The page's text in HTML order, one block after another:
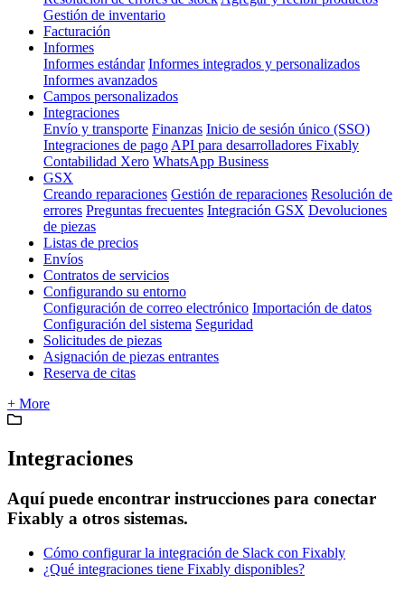
Gestión de inventario
Facturación
Informes
Informes estándar Informes integrados y personalizados
Informes avanzados
Campos personalizados
Integraciones
Envío y transporte Finanzas Inicio de sesión único (SSO)
Integraciones de pago API para desarrolladores Fixably
Contabilidad Xero WhatsApp Business
GSX
Creando reparaciones Gestión de reparaciones Resolución de
errores Preguntas frecuentes Integración GSX Devoluciones
de piezas
Listas de precios
Envíos
Contratos de servicios
Configurando su entorno
Configuración de correo electrónico Importación de datos
Configuración del sistema Seguridad
Solicitudes de piezas
Asignación de piezas entrantes
Reserva de citas
+ More
Integraciones
Aquí puede encontrar instrucciones para conectar
Fixably a otros sistemas.
Cómo configurar la integración de Slack con Fixably
¿Qué integraciones tiene Fixably disponibles?